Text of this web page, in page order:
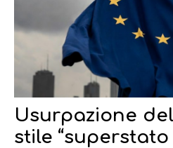
Usurpazione
stile